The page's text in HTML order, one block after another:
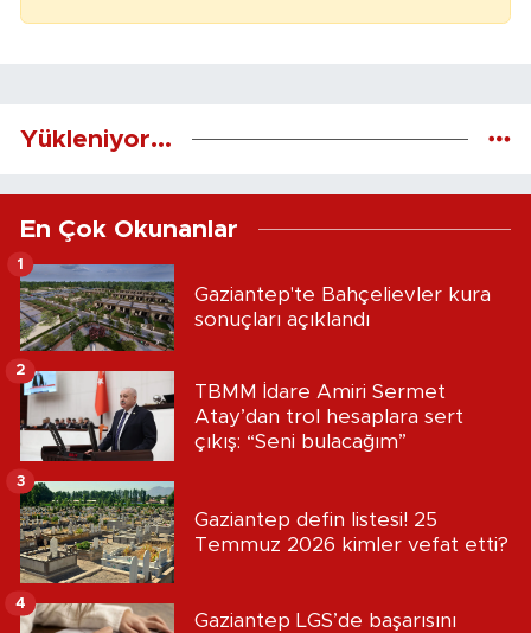
Yükleniyor...
En Çok Okunanlar
Gaziantep'te Bahçelievler kura
sonuçları açıklandı
1
TBMM İdare Amiri Sermet
Atay’dan trol hesaplara sert
çıkış: “Seni bulacağım”
2
Gaziantep defin listesi! 25
Temmuz 2026 kimler vefat etti?
3
Gaziantep LGS’de başarısını
4